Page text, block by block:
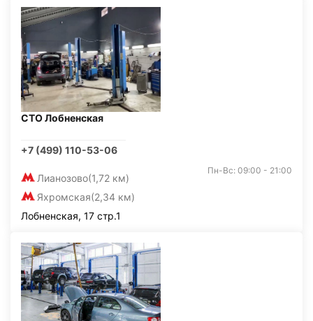
СТО Лобненская
+7 (499) 110-53-06
Лианозово(1,72 км)
Яхромская(2,34 км)
Пн-Вс: 09:00 - 21:00
Лобненская, 17 стр.1